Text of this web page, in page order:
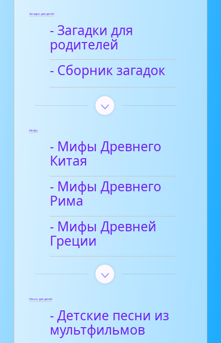
Загадки для детей
- Загадки для
родителей
- Сборник загадок
Мифы
- Мифы Древнего
Китая
- Мифы Древнего
Рима
- Мифы Древней
Греции
Песни для детей
- Детские песни из
мультфильмов